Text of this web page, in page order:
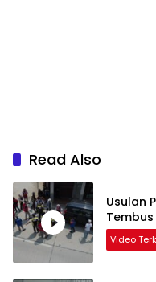
Read Also
Usulan
Tembus
Video